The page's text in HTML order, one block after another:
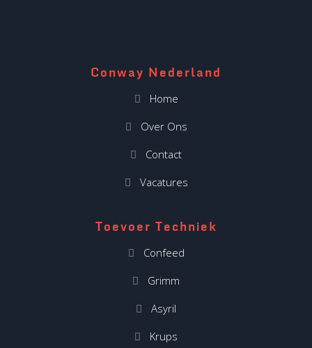
Conway Nederland
Home
Over Ons
Contact
Vacatures
Toevoer Techniek
Confeed
Grimm
Asyril
Krups